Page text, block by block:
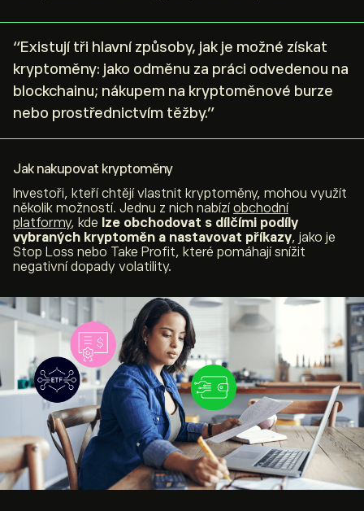
“Existují tři hlavní způsoby, jak je možné získat
kryptoměny: jako odměnu za práci odvedenou na
blockchainu; nákupem na kryptoměnové burze
nebo prostřednictvím těžby.”
Jak nakupovat kryptoměny
Investoři, kteří chtějí vlastnit kryptoměny, mohou využít
několik možností. Jednu z nich nabízíobchodní
platformy, kde lze obchodovat s dílčími podíly
vybraných kryptoměn a nastavovat příkazy, jako je
Stop Loss nebo Take Profit, které pomáhají snížit
negativní dopady volatility.